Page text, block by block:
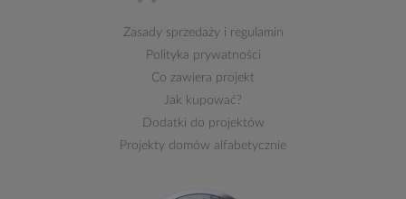
Zasady sprzedażyi regulamin
Polityka prywatności
Co zawiera projekt
Jak kupować?
Dodatki do projektów
Projekty domów alfabetycznie